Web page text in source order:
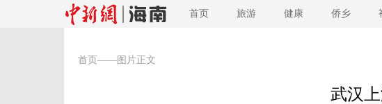
首页 旅游 健康 侨乡
首页 ——图片正文
武汉